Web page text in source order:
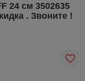
24 см 3502635
. Звоните !